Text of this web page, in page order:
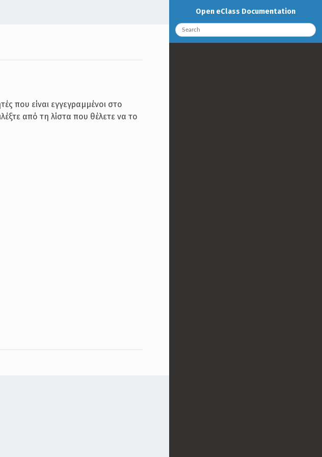
που είναι εγγεγραμμένοι στο
από τη λίστα που θέλετε να το
Open eClass Documentation